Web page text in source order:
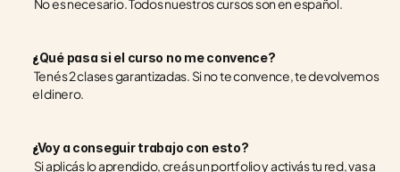
No es necesario. Todos nuestros cursos son en español.
¿Qué pasa si el curso no me convence?
el dinero.
¿Voy a conseguir trabajo con esto?